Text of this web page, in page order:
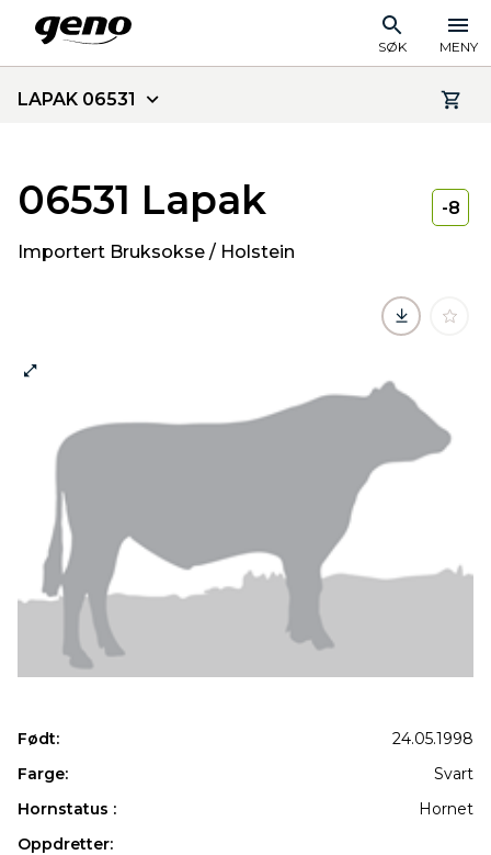
SØK MENY
LAPAK 06531
06531 Lapak
Importert Bruksokse / Holstein
-8
Født:
24.05.1998
Farge:
Svart
Hornstatus :
Hornet
Oppdretter: